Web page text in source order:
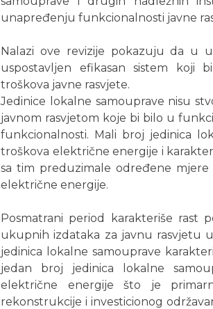
unapređenju funkcionalnosti javne
Nalazi ove revizije pokazuju da u
uspostavljen efikasan sistem koji
troškova javne rasvjete.
Jedinice lokalne samouprave nisu
javnom rasvjetom koje bi bilo u
funkcionalnosti. Mali broj jedinica
troškova električne energije i
sa tim preduzimale određene
električne energije.
Posmatrani period karakteriše rast
ukupnih izdataka za javnu rasvjetu
jedinica lokalne samouprave
jedan broj jedinica lokalne
električne energije što je
rekonstrukcije i investicionog